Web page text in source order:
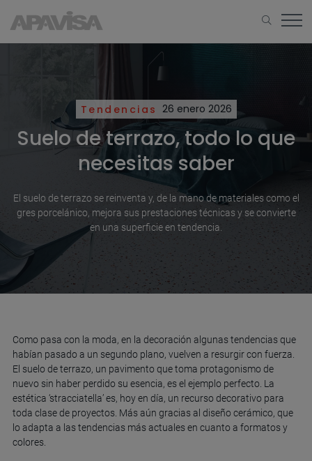
Tendencias 26 enero 2026
Suelo de terrazo, todo lo que
necesitas saber
El suelo de terrazo se reinventa y, de la mano de materiales como el
gres porcelánico, mejora sus prestaciones técnicas y se convierte
en una superficie en tendencia.
Como pasa con la moda, en la decoración algunas tendencias que
habían pasado a un segundo plano, vuelven a resurgir con fuerza.
El suelo de terrazo, un pavimento que toma protagonismo de
nuevo sin haber perdido su esencia, es el ejemplo perfecto. La
estética ‘stracciatella’ es, hoy en día, un recurso decorativo para
toda clase de proyectos. Más aún gracias al diseño cerámico, que
lo adapta a las tendencias más actuales en cuanto a formatos y
colores.